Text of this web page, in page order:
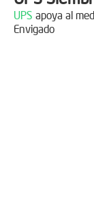
UPS apoya al
Envigado